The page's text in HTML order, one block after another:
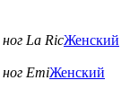
Женский
Женский